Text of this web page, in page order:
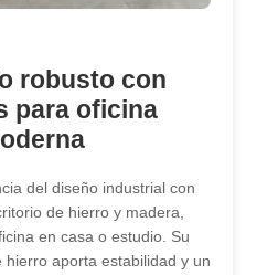
robusto con
para oficina
del diseño industrial con
de hierro y madera,
en casa o estudio. Su
aporta estabilidad y un